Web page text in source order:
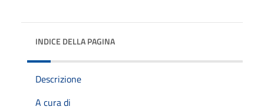
INDICE DELLA PAGINA
Descrizione
A cura di